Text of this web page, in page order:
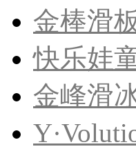
金棒滑
快乐娃
金峰滑